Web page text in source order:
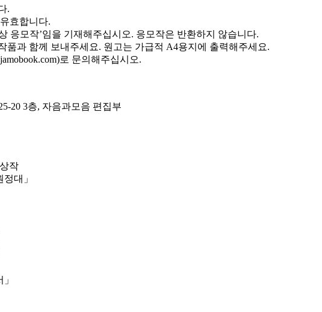
.
효합니다.
응모작’임을 기재해주십시오. 응모작은 반환하지 않습니다.
품과 함께 보내주세요. 원고는 가급적 A4용지에 출력해주세요.
로 문의해주십시오.
20 3층, 자음과모음 편집부
작
대」